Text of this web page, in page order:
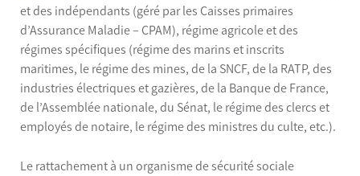
et des indépendants (géré par les Caisses primaires
d’Assurance Maladie – CPAM), régime agricole et des
régimes spécifiques (régime des marins et inscrits
maritimes, le régime des mines, de la SNCF, de la RATP, des
industries électriques et gazières, de la Banque de France,
de l’Assemblée nationale, du Sénat, le régime des clercs et
employés de notaire, le régime des ministres du culte, etc.).
Le rattachement à un organisme de sécurité sociale